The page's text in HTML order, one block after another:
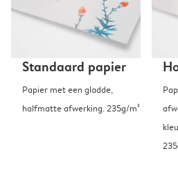
Standaard papier
Papier met een gladde,
halfmatte afwerking. 235g/m²